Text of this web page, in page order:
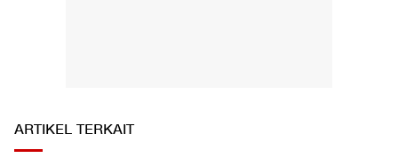
ARTIKEL TERKAIT